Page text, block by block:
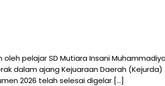
pelajar SD Mutiara Insani
dalam ajang Kejuaraan Daerah
2026 telah selesai digelar […]